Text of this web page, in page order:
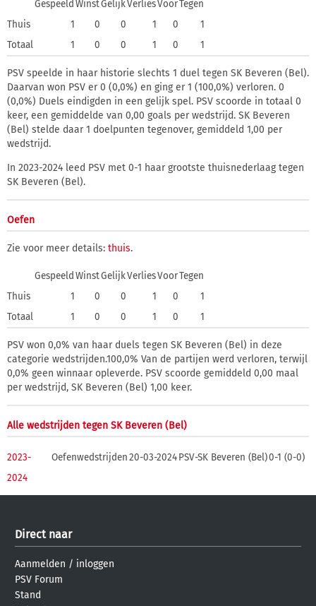
Gespeeld WinstGelijkVerliesVoorTegen
Thuis
1 0 0 1 0
1
Totaal
1 0 0 1 0 1
PSV speelde in haar historie slechts 1 duel tegen SK Beveren (Bel).
Daarvan won PSV er 0 (0,0%) en ging er 1 (100,0%) verloren. 0
(0,0%) Duels eindigden in een gelijk spel. PSV scoorde in totaal 0
keer, een gemiddelde van 0,00 goals per wedstrijd. SK Beveren
(Bel) stelde daar 1 doelpunten tegenover, gemiddeld 1,00 per
wedstrijd.
In 2023-2024 leed PSV met 0-1 haar grootste thuisnederlaag tegen
SK Beveren (Bel).
Oefen
Zie voor meer details: thuis.
Gespeeld WinstGelijkVerliesVoorTegen
Thuis
1 0 0 1 0
1
Totaal
1 0 0 1 0 1
PSV won 0,0% van haar duels tegen SK Beveren (Bel) in deze
categorie wedstrijden.100,0% Van de partijen werd verloren, terwijl
0,0% geen winnaar opleverde. PSV scoorde gemiddeld 0,00 maal
per wedstrijd, SK Beveren (Bel) 1,00 keer.
Alle wedstrijden tegen SK Beveren (Bel)
2023-
2024
Oefenwedstrijden20-03-2024PSV-SK Beveren (Bel)0-1 (0-0)
Direct naar
Aanmelden / inloggen
PSV Forum
Stand